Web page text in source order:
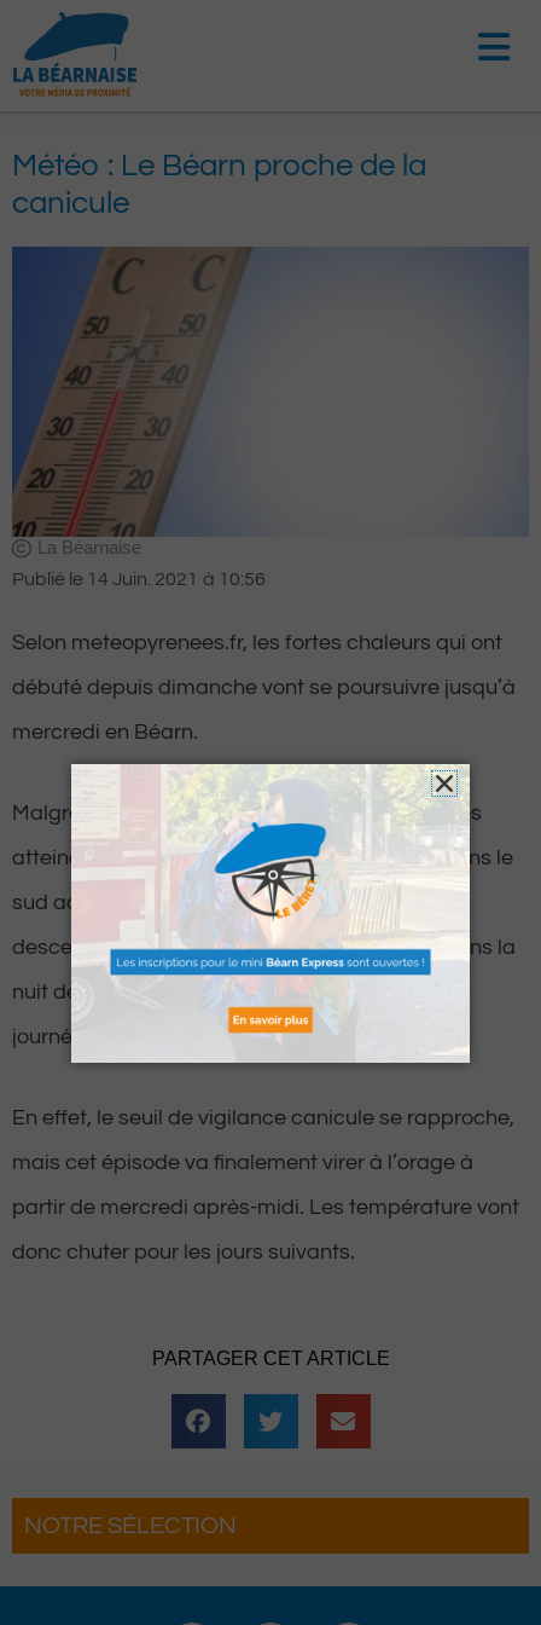
contenu
Météo : Le Béarn proche de la
canicule
La Béarnaise
Publié le 14 Juin. 2021 à 10:56
Selon meteopyrenees.fr, les fortes chaleurs qui ont
débuté depuis dimanche vont se poursuivre jusqu’à
mercredi en Béarn.
Malgré les nuages, les températures maximales
atteindront les 32 degré ce lundi après-midi dans le
sud aquitaine avec des minimales qui ne
descendront pas en dessous des 18 degrés dans la
nuit de lundi à mardi, et rebelote pour les deux
journées suivantes.
En effet, le seuil de vigilance canicule se rapproche,
mais cet épisode va finalement virer à l’orage à
partir de mercredi après-midi. Les température vont
donc chuter pour les jours suivants.
PARTAGER CET ARTICLE
NOTRE SÉLECTION
d’œil : L’accrobranche nocturne fait son
retour près de Pau